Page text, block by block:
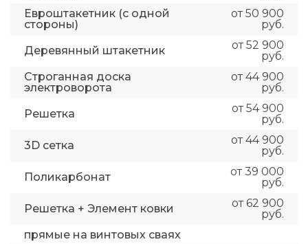
Евроштакетник (с одной
стороны)
от 50 900
руб.
Деревянный штакетник
от 52 900
руб.
Строганная доска
электроворота
от 44 900
руб.
Решетка
от 54 900
руб.
3D сетка
от 44 900
руб.
Поликарбонат
от 39 000
руб.
Решетка + Элемент ковки
от 62 900
руб.
прямые на винтовых сваях